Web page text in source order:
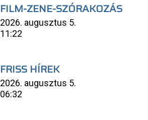
FILM-ZENE-SZÓRAKOZÁS
2026. augusztus 5.
11:22
FRISS HÍREK
2026. augusztus 5.
06:32